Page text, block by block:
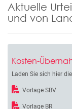
Aktuelle
und von
Kosten-
Laden Sie sich hier
Vorlage SBV
Vorlage BR